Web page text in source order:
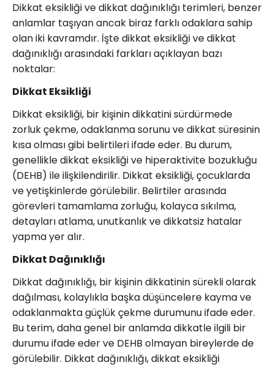
Dikkat eksikliği ve dikkat dağınıklığı terimleri, benzer
anlamlar taşıyan ancak biraz farklı odaklara sahip
olan iki kavramdır. İşte dikkat eksikliği ve dikkat
dağınıklığı arasındaki farkları açıklayan bazı
noktalar:
Dikkat Eksikliği
Dikkat eksikliği, bir kişinin dikkatini sürdürmede
zorluk çekme, odaklanma sorunu ve dikkat süresinin
kısa olması gibi belirtileri ifade eder. Bu durum,
genellikle dikkat eksikliği ve hiperaktivite bozukluğu
(DEHB) ile ilişkilendirilir. Dikkat eksikliği, çocuklarda
ve yetişkinlerde görülebilir. Belirtiler arasında
görevleri tamamlama zorluğu, kolayca sıkılma,
detayları atlama, unutkanlık ve dikkatsiz hatalar
yapma yer alır.
Dikkat Dağınıklığı
Dikkat dağınıklığı, bir kişinin dikkatinin sürekli olarak
dağılması, kolaylıkla başka düşüncelere kayma ve
odaklanmakta güçlük çekme durumunu ifade eder.
Bu terim, daha genel bir anlamda dikkatle ilgili bir
durumu ifade eder ve DEHB olmayan bireylerde de
görülebilir. Dikkat dağınıklığı, dikkat eksikliği